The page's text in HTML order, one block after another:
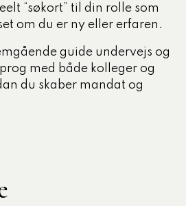
“søkort” til din rolle som
om du er ny eller erfaren.
guide undervejs og
med både kolleger og
du skaber mandat og